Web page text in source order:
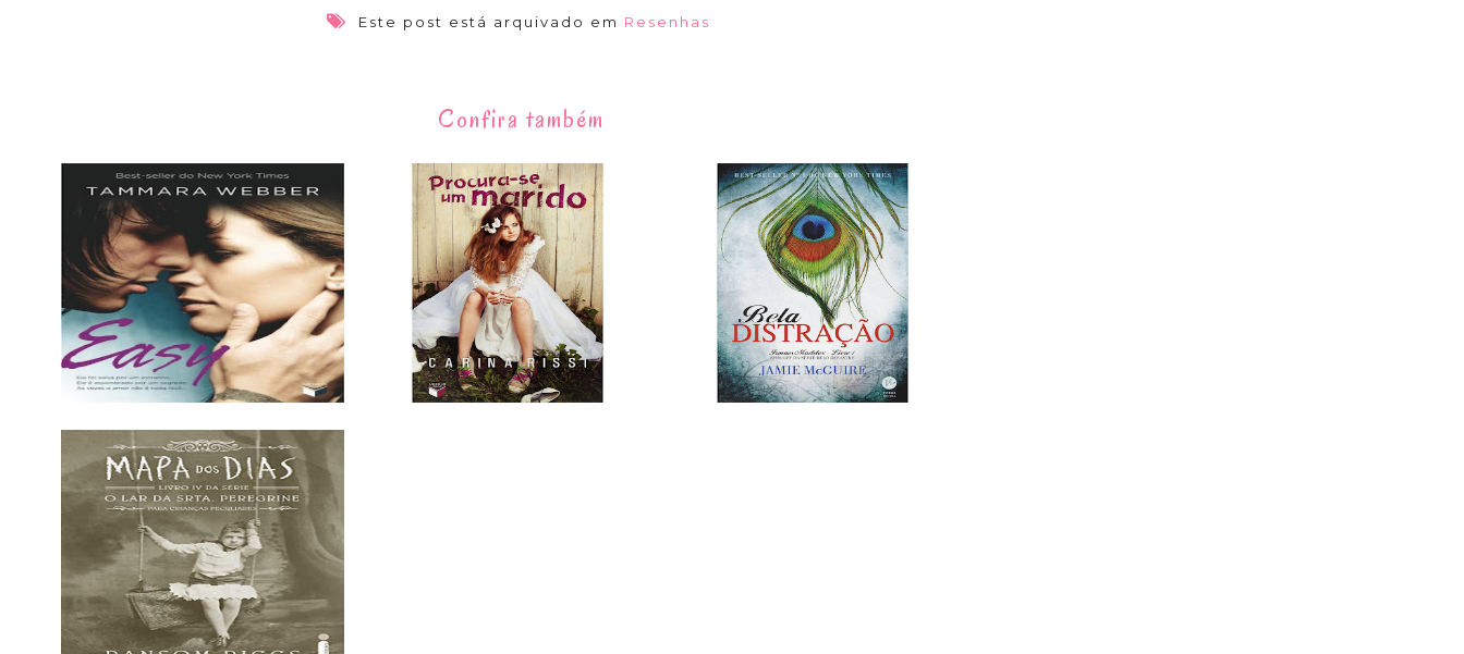
Este post está arquivado em Resenhas
Confira também